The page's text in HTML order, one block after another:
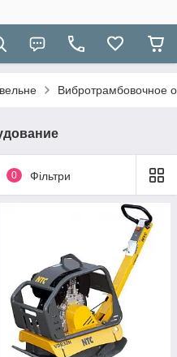
Вибротрамбовочное
0 Фільтри